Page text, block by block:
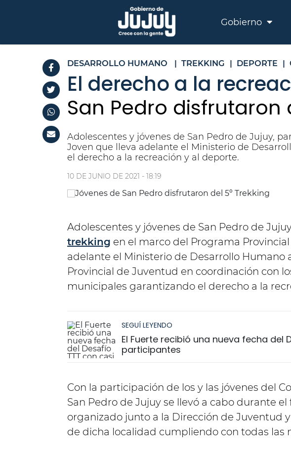
Gobierno
DESARROLLO HUMANO | TREKKING | DEPORTE |
El derecho a la
San Pedro disfrutaron
Adolescentes y jóvenes de San Pedro de Jujuy,
Joven que lleva adelante el Ministerio de
el derecho a la recreación y al deporte.
10 DE JUNIO DE 2021 - 18:19
Adolescentes y jóvenes de San Pedro de
trekking en el marco del Programa Provincial
adelante el Ministerio de Desarrollo Humano
Provincial de Juventud en coordinación con
municipales garantizando el derecho a la
SEGUÍ LEYENDO
El Fuerte recibió una nueva fecha del
participantes
Con la participación de los y las jóvenes del
San Pedro de Jujuy se llevó a cabo durante
organizado junto a la Dirección de Juventud
de dicha localidad cumpliendo con todas las